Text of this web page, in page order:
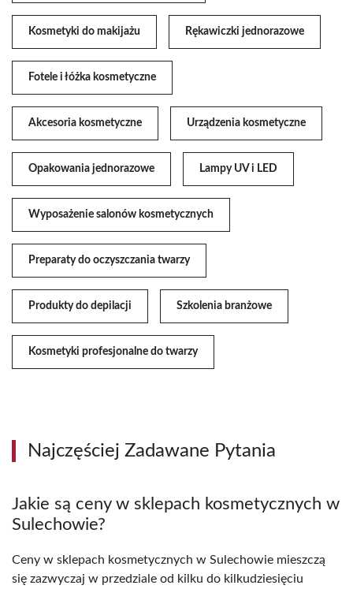
Kosmetyki do makijażu Rękawiczki jednorazowe
Fotele i łóżka kosmetyczne
Akcesoria kosmetyczne Urządzenia kosmetyczne
Opakowania jednorazowe Lampy UV i LED
Wyposażenie salonów kosmetycznych
Preparaty do oczyszczania twarzy
Produkty do depilacji Szkolenia branżowe
Kosmetyki profesjonalne do twarzy
Najczęściej Zadawane Pytania
Jakie są ceny w sklepach kosmetycznych w
Sulechowie?
Ceny w sklepach kosmetycznych w Sulechowie mieszczą
się zazwyczaj w przedziale od kilku do kilkudziesięciu